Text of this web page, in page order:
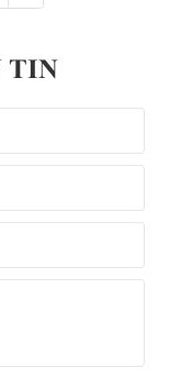
TIN